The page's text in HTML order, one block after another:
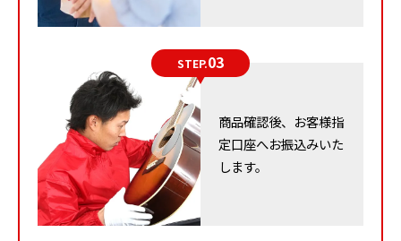
かったりするものは査定時の印象も高くなるでしょう。
汚れはシミになる前にすぐ拭き取るなど、日ごろの手入
れが良い状態を保つコツです。査定に出す際は柔らかい
布で拭き取っておくといいでしょう。
一方で、専門知識を持たないままの修理は避けてくださ
い。かえって破損させ、査定額が低くなってしまう恐れ
があります。布製品についても、汚れを落とそうと漂白
STEP.03
商品確認後、お客様指
定口座へお振込みいた
します。